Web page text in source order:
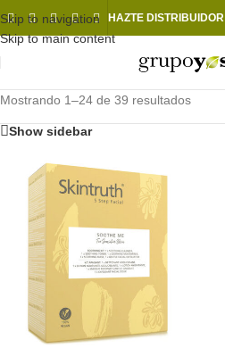
Skip to navigation
Skip to main content
HAZTE DISTRIBUIDOR
Mostrando 1–24 de 39 resultados
Show sidebar